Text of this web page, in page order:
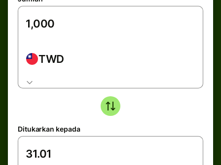
TWD
Ditukarkan kepada